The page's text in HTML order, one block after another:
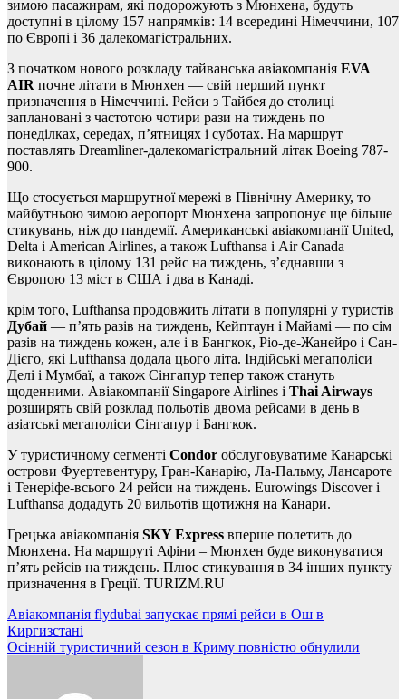
зимою пасажирам, які подорожують з Мюнхена, будуть
доступні в цілому 157 напрямків: 14 всередині Німеччини, 107
по Європі і 36 далекомагістральних.
З початком нового розкладу тайванська авіакомпанія EVA
AIR почне літати в Мюнхен — свій перший пункт
призначення в Німеччині. Рейси з Тайбея до столиці
заплановані з частотою чотири рази на тиждень по
понеділках, середах, п’ятницях і суботах. На маршрут
поставлять Dreamliner-далекомагістральний літак Boeing 787-
900.
Що стосується маршрутної мережі в Північну Америку, то
майбутньою зимою аеропорт Мюнхена запропонує ще більше
стикувань, ніж до пандемії. Американські авіакомпанії United,
Delta і American Airlines, а також Lufthansa і Air Canada
виконають в цілому 131 рейс на тиждень, з’єднавши з
Європою 13 міст в США і два в Канаді.
крім того, Lufthansa продовжить літати в популярні у туристів
Дубай — п’ять разів на тиждень, Кейптаун і Майамі — по сім
разів на тиждень кожен, але і в Бангкок, Ріо-де-Жанейро і Сан-
Дієго, які Lufthansa додала цього літа. Індійські мегаполіси
Делі і Мумбаї, а також Сінгапур тепер також стануть
щоденними. Авіакомпанії Singapore Airlines і Thai Airways
розширять свій розклад польотів двома рейсами в день в
азіатські мегаполіси Сінгапур і Бангкок.
У туристичному сегменті Condor обслуговуватиме Канарські
острови Фуертевентуру, Гран-Канарію, Ла-Пальму, Лансароте
і Тенеріфе-всього 24 рейси на тиждень. Eurowings Discover і
Lufthansa додадуть 20 вильотів щотижня на Канари.
Грецька авіакомпанія SKY Express вперше полетить до
Мюнхена. На маршруті Афіни – Мюнхен буде виконуватися
п’ять рейсів на тиждень. Плюс стикування в 34 інших пункту
призначення в Греції. TURIZM.RU
Навігація
записів
Авіакомпанія flydubai запускає прямі рейси в Ош в
Киргизстані
Осінній туристичний сезон в Криму повністю обнулили